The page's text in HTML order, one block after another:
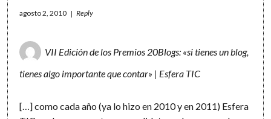
agosto 2, 2010 Reply
VII Edición de los Premios 20Blogs: «si tienes un blog,
tienes algo importante que contar» | Esfera TIC
[…] como cada año (ya lo hizo en 2010 y en 2011) Esfera